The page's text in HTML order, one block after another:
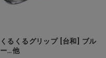
くるくるグリップ [台和] ブル
ー…他